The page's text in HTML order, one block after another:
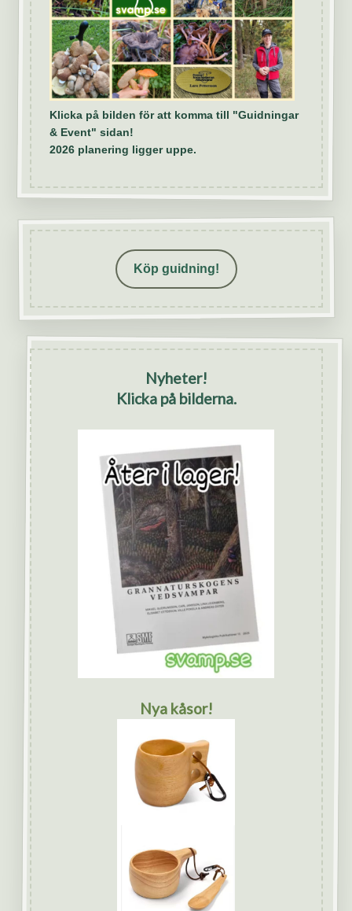
Klicka på bilden för att komma till "Guidningar
& Event" sidan!
2026 planering ligger uppe.
Köp guidning!
Nyheter!
Klicka på bilderna.
Nya kåsor!